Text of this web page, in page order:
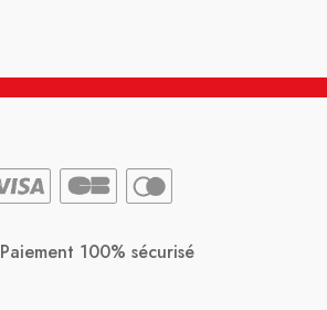
Paiement 100% sécurisé